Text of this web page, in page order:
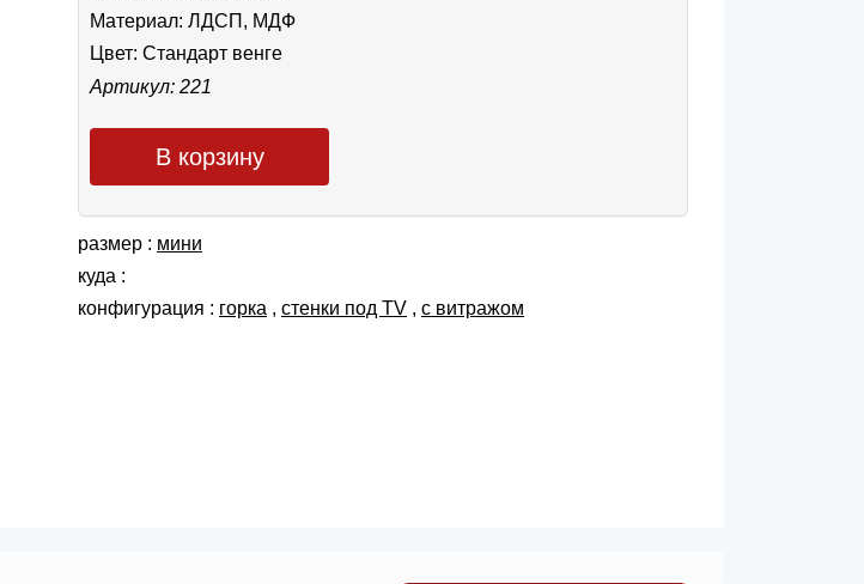
Материал: ЛДСП, МДФ
Цвет: Стандарт венге
Артикул: 221
В корзину
размер : мини
куда :
конфигурация : горка , cтенки под TV , с витражом